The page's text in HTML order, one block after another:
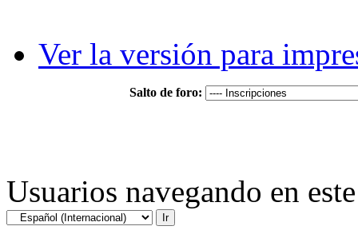
Ver la versión para
Salto de foro:
Usuarios navegando en